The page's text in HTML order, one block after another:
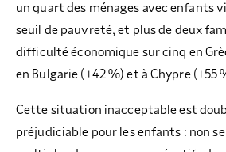
un quart des ménages avec enfants
seuil de pauvreté, et plus de deux
difficulté économique sur cinq en
en Bulgarie (+42 %) et à Chypre (+55
Cette situation inacceptable est
préjudiciable pour les enfants : non